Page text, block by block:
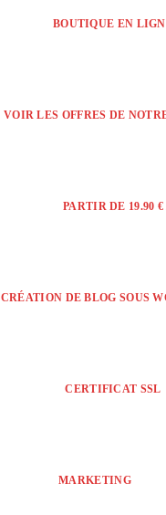
BOUTIQUE EN
VOIR LES OFFRES DE
PARTIR DE 19.90
CRÉATION DE BLOG SOUS
CERTIFICAT SSL
MARKETING